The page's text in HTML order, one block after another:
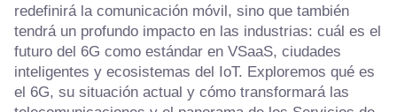
redefinirá la comunicación móvil, sino que también
tendrá un profundo impacto en las industrias: cuál es el
futuro del 6G como estándar en VSaaS, ciudades
inteligentes y ecosistemas del IoT. Exploremos qué es
el 6G, su situación actual y cómo transformará las